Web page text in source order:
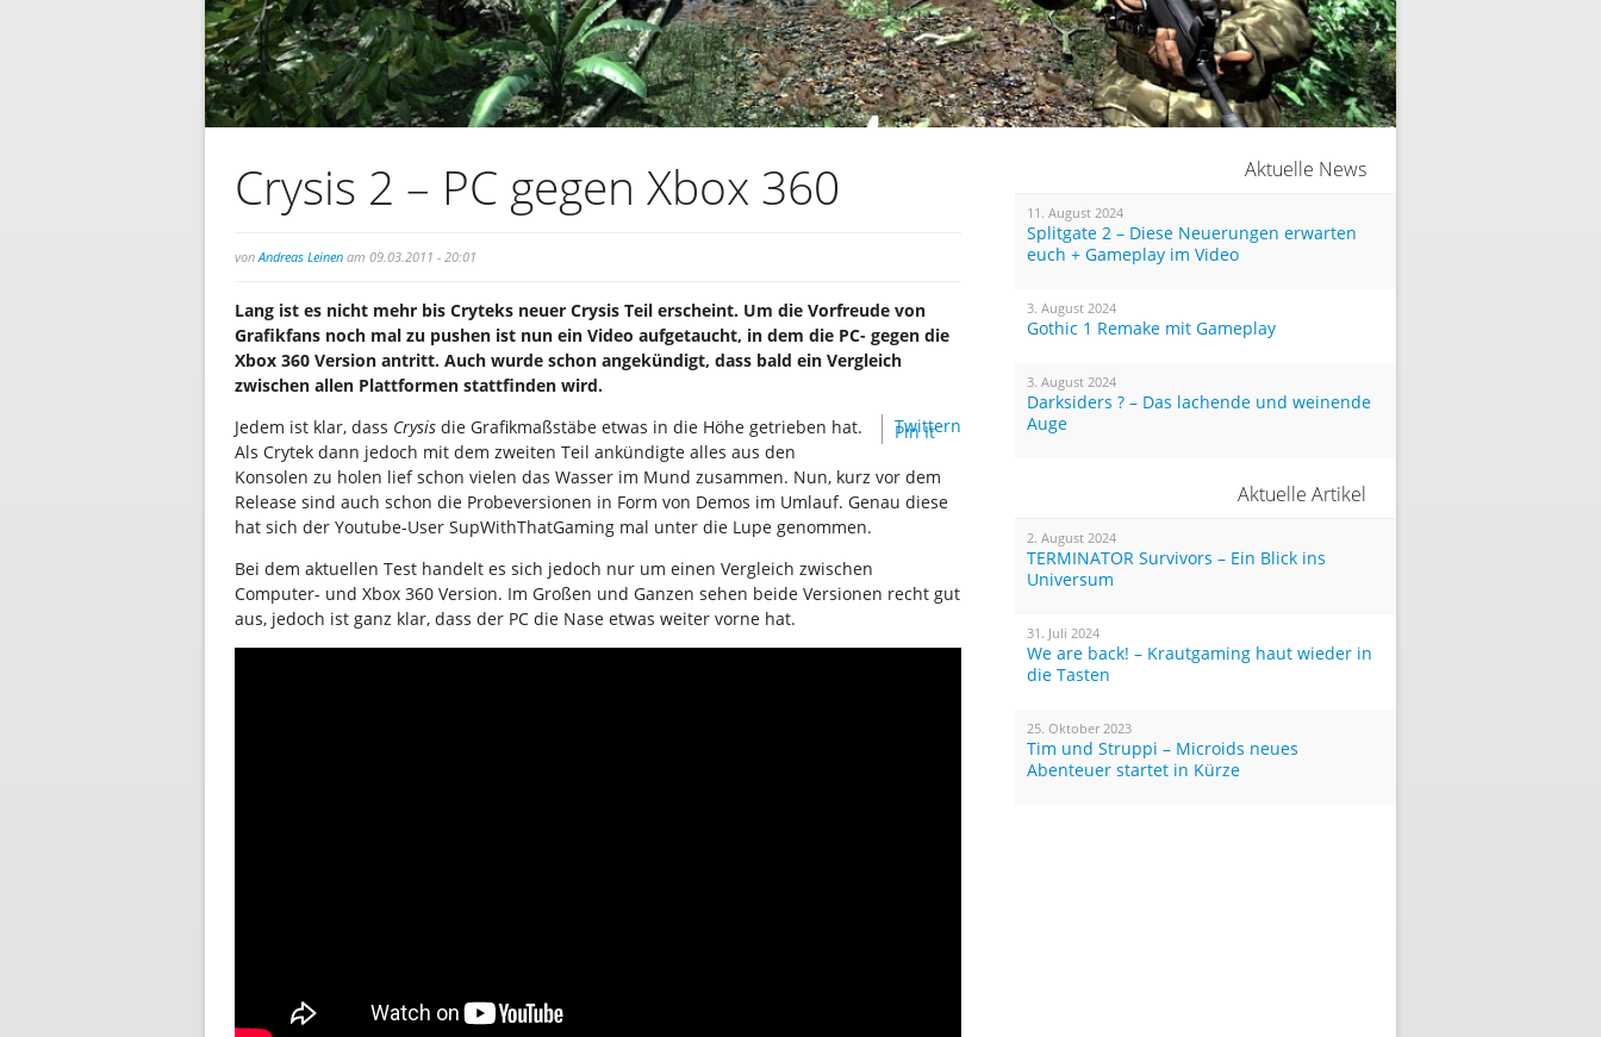
Crysis 2 – PC gegen Xbox 360
von Andreas Leinen am 09.03.2011 - 20:01
Lang ist es nicht mehr bis Cryteks neuer Crysis Teil erscheint. Um die Vorfreude von
Grafikfans noch mal zu pushen ist nun ein Video aufgetaucht, in dem die PC- gegen die
Xbox 360 Version antritt. Auch wurde schon angekündigt, dass bald ein Vergleich
zwischen allen Plattformen stattfinden wird.
Twittern
Pin It
Jedem ist klar, dass Crysis die Grafikmaßstäbe etwas in die Höhe getrieben hat.
Als Crytek dann jedoch mit dem zweiten Teil ankündigte alles aus den
Konsolen zu holen lief schon vielen das Wasser im Mund zusammen. Nun, kurz vor dem
Release sind auch schon die Probeversionen in Form von Demos im Umlauf. Genau diese
hat sich der Youtube-User SupWithThatGaming mal unter die Lupe genommen.
Bei dem aktuellen Test handelt es sich jedoch nur um einen Vergleich zwischen
Computer- und Xbox 360 Version. Im Großen und Ganzen sehen beide Versionen recht gut
aus, jedoch ist ganz klar, dass der PC die Nase etwas weiter vorne hat.
Aktuelle News
11. August 2024
Splitgate 2 – Diese Neuerungen erwarten
euch + Gameplay im Video
3. August 2024
Gothic 1 Remake mit Gameplay
3. August 2024
Darksiders ? – Das lachende und weinende
Auge
Aktuelle Artikel
2. August 2024
TERMINATOR Survivors – Ein Blick ins
Universum
31. Juli 2024
We are back! – Krautgaming haut wieder in
die Tasten
25. Oktober 2023
Tim und Struppi – Microids neues
Abenteuer startet in Kürze